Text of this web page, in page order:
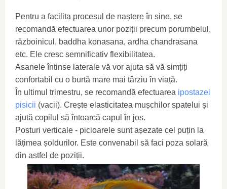
Pentru a facilita procesul de naștere în sine, se
recomandă efectuarea unor poziții precum porumbelul,
războinicul, baddha konasana, ardha chandrasana
etc. Ele cresc semnificativ flexibilitatea.
Asanele întinse laterale vă vor ajuta să vă simțiți
confortabil cu o burtă mare mai târziu în viață.
În ultimul trimestru, se recomandă efectuarea ipostazei
pisicii (vacii). Crește elasticitatea mușchilor spatelui și
ajută copilul să întoarcă capul în jos.
Posturi verticale - picioarele sunt așezate cel puțin la
lățimea șoldurilor. Este convenabil să faci poza solară
din astfel de poziții.